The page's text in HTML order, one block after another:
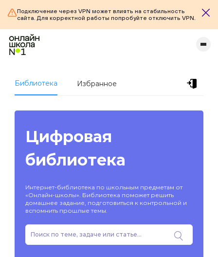
Подключение через VPN может влиять на стабильность
сайта. Для корректной работы попробуйте отключить VPN.
Библиотека Избранное
Цифровая
библиотека
Интернет-библиотека по школьным предметам от
«Онлайн-школы». Библиотека поможет решить
домашнее задание, подготовиться к контрольной и
вспомнить прошлые темы.